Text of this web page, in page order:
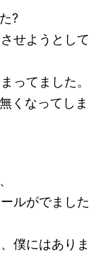
?
せようとして
ってました。
くなってしま
ルがでました
僕にはありま